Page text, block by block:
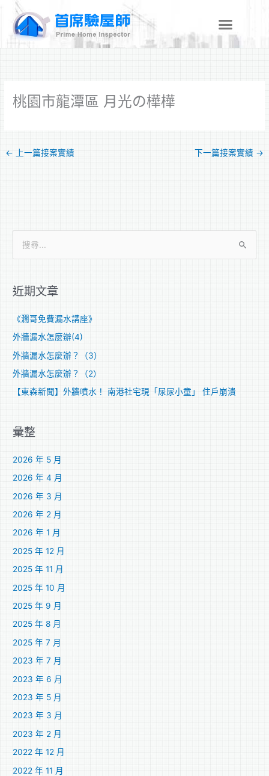
桃園市龍潭區 月光の樺樺
← 上一篇接案實績 下一篇接案實績 →
鍵
近期文章
《濶哥免費漏水講座》
外牆漏水怎麼辦(4)
外牆漏水怎麼辦？（3）
外牆漏水怎麼辦？（2）
【東森新聞】外牆噴水！ 南港社宅現「尿尿小童」 住戶崩潰
彙整
2026 年 5 月
2026 年 4 月
2026 年 3 月
2026 年 2 月
2026 年 1 月
2025 年 12 月
2025 年 11 月
2025 年 10 月
2025 年 9 月
2025 年 8 月
2025 年 7 月
2023 年 7 月
2023 年 6 月
2023 年 5 月
2023 年 3 月
2023 年 2 月
2022 年 12 月
2022 年 11 月